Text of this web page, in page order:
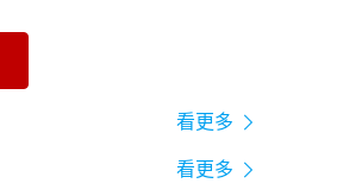
看更多
看更多